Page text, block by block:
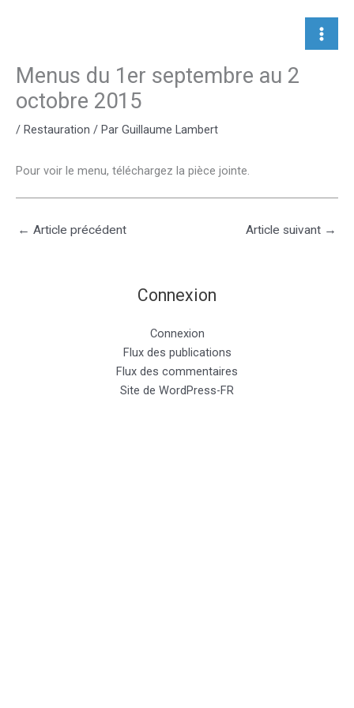
Menus du 1er septembre au 2
octobre 2015
/ Restauration / Par Guillaume Lambert
Pour voir le menu, téléchargez la pièce jointe.
← Article précédent Article suivant →
Connexion
Connexion
Flux des publications
Flux des commentaires
Site de WordPress-FR